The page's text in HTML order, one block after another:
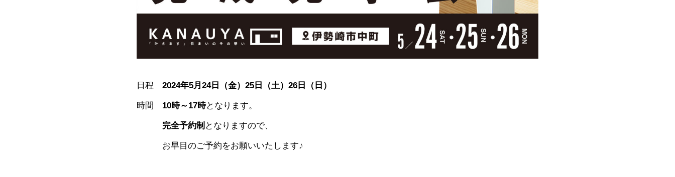
日程 2024年5月24日（金）25日（土）26日（日）
時間 10時～17時となります。
完全予約制 となりますので、
お早目のご予約をお願いいたします♪